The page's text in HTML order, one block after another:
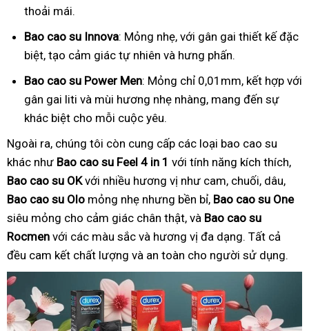
thoải mái.
Bao cao su Innova: Mỏng nhẹ, với gân gai thiết kế đặc
biệt, tạo cảm giác tự nhiên và hưng phấn.
Bao cao su Power Men: Mỏng chỉ 0,01mm, kết hợp với
gân gai liti và mùi hương nhẹ nhàng, mang đến sự
khác biệt cho mỗi cuộc yêu.
Ngoài ra, chúng tôi còn cung cấp các loại bao cao su
khác như Bao cao su Feel 4 in 1 với tính năng kích thích,
Bao cao su OKvới nhiều hương vị như cam, chuối, dâu,
Bao cao su Olo mỏng nhẹ nhưng bền bỉ, Bao cao su One
siêu mỏng cho cảm giác chân thật, và Bao cao su
Rocmen với các màu sắc và hương vị đa dạng. Tất cả
đều cam kết chất lượng và an toàn cho người sử dụng.